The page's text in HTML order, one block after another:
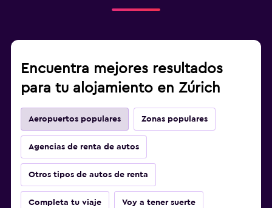
Encuentra mejores resultados
para tu alojamiento en Zúrich
Aeropuertos populares Zonas populares
Agencias de renta de autos
Otros tipos de autos de renta
Completa tu viaje Voy a tener suerte